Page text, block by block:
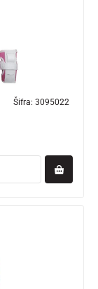
Šifra: 3095022